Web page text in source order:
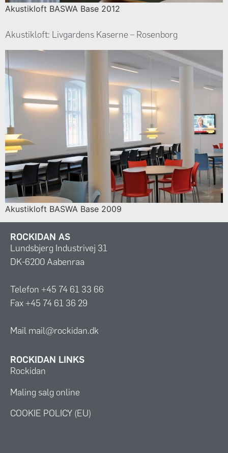
Akustikloft BASWA Base 2012
Akustikloft: Livgardens Kaserne – Rosenborg
Akustikloft BASWA Base 2009
ROCKIDAN AS
Lundsbjerg Industrivej 31
DK-6200 Aabenraa
Telefon +45 74 61 33 66
Fax +45 74 61 36 29
Mail mail@rockidan.dk
ROCKIDAN LINKS
Rockidan
Maling salg online
COOKIE POLICY (EU)